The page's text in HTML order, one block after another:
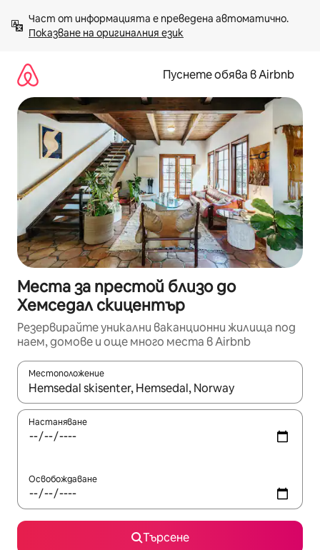
към
съдържанието
Показване на оригиналния език
Пуснете обява в Airbnb
Места за престой близо до
Хемседал скицентър
Резервирайте уникални ваканционни жилища под
наем, домове и още много места в Airbnb
Местоположение
Когато резултатите се покажат, използвайте
Настаняване
Освобождаване
Търсене